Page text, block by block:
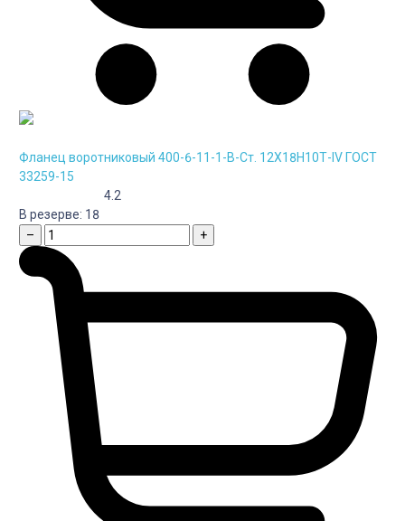
Фланец воротниковый 400-6-11-1-B-Cт. 12Х18Н10Т-IV ГОСТ
33259-15
4.2
В резерве: 18
–
+